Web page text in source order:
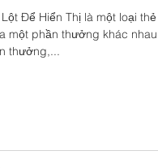
Thị là một loại thẻ hai lớp, trong đó mỗi thẻ
một phần thưởng khác
thưởng,...